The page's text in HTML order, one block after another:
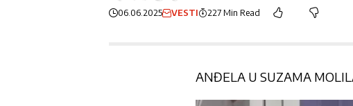
06.06.2025 VESTI 227 Min Read
ANĐELA U SUZAMA